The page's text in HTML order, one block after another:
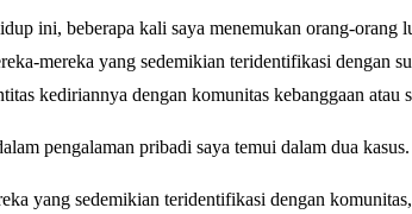
ini, beberapa kali saya menemukan orang-orang
mereka yang sedemikian teridentifikasi dengan
kediriannya dengan komunitas kebanggaan atau
pengalaman pribadi saya temui dalam dua kasus.
yang sedemikian teridentifikasi dengan